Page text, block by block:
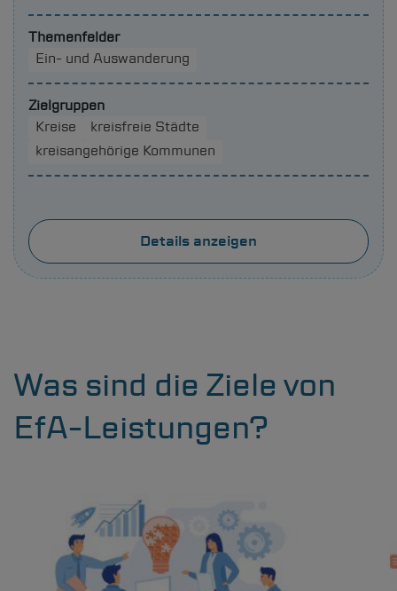
Themenfelder
Ein- und Auswanderung
Zielgruppen
Kreise
kreisfreie Städte
kreisangehörige Kommunen
Details anzeigen
Was sind die Ziele von
EfA-Leistungen?